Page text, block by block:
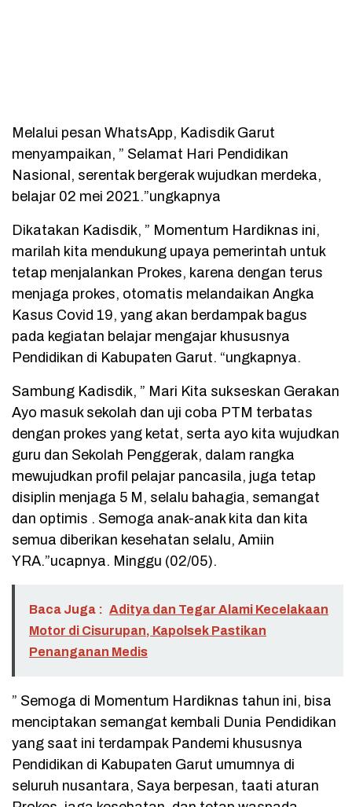
Melalui pesan WhatsApp, Kadisdik Garut
menyampaikan, ” Selamat Hari Pendidikan
Nasional, serentak bergerak wujudkan merdeka,
belajar 02 mei 2021.”ungkapnya
Dikatakan Kadisdik, ” Momentum Hardiknas ini,
marilah kita mendukung upaya pemerintah untuk
tetap menjalankan Prokes, karena dengan terus
menjaga prokes, otomatis melandaikan Angka
Kasus Covid 19, yang akan berdampak bagus
pada kegiatan belajar mengajar khususnya
Pendidikan di Kabupaten Garut. “ungkapnya.
Sambung Kadisdik, ” Mari Kita sukseskan Gerakan
Ayo masuk sekolah dan uji coba PTM terbatas
dengan prokes yang ketat, serta ayo kita wujudkan
guru dan Sekolah Penggerak, dalam rangka
mewujudkan profil pelajar pancasila, juga tetap
disiplin menjaga 5 M, selalu bahagia, semangat
dan optimis . Semoga anak-anak kita dan kita
semua diberikan kesehatan selalu, Amiin
YRA.”ucapnya. Minggu (02/05).
Baca Juga : Aditya dan Tegar Alami Kecelakaan
Motor di Cisurupan, Kapolsek Pastikan
Penanganan Medis
” Semoga di Momentum Hardiknas tahun ini, bisa
menciptakan semangat kembali Dunia Pendidikan
yang saat ini terdampak Pandemi khususnya
Pendidikan di Kabupaten Garut umumnya di
seluruh nusantara, Saya berpesan, taati aturan